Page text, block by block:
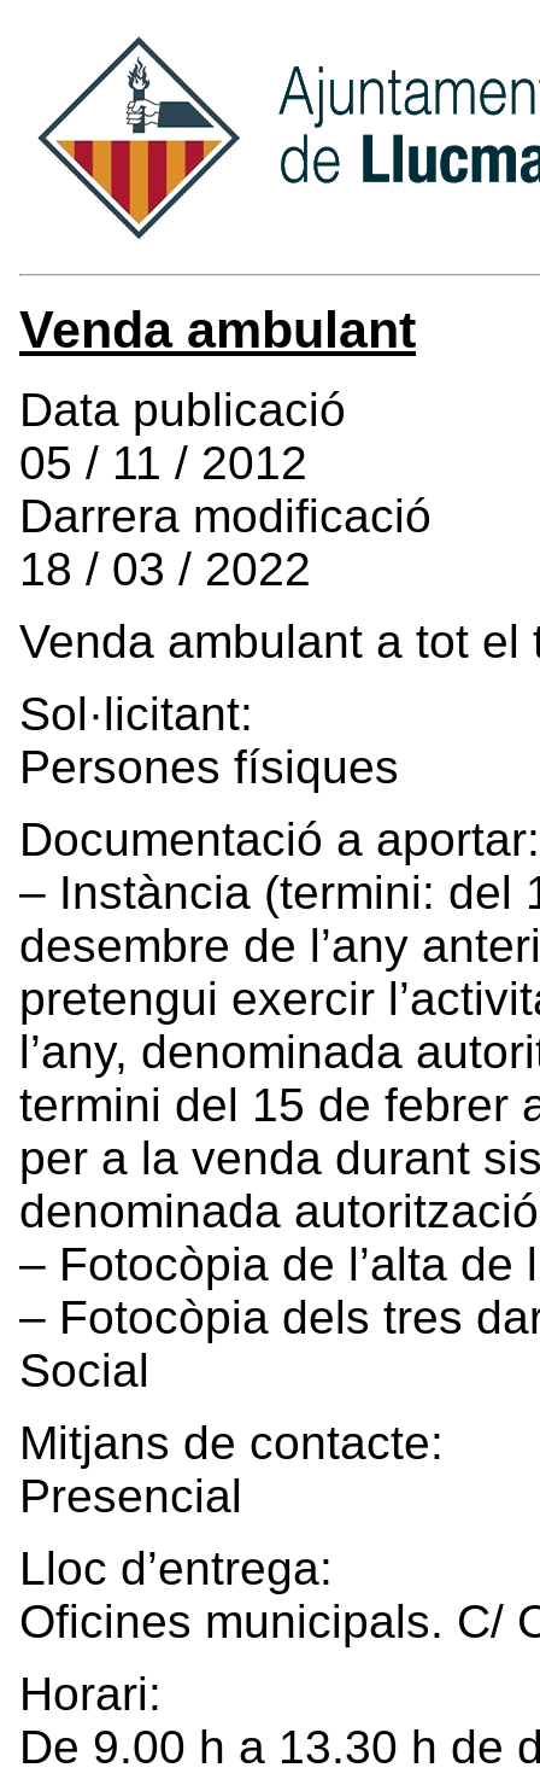
Venda ambulant
Data publicació
05 / 11 / 2012
Darrera modificació
18 / 03 / 2022
Venda ambulant a tot el
Sol·licitant:
Persones físiques
Documentació a
– Instància (termini: del
desembre de l’any
pretengui exercir
l’any, denominada
termini del 15 de febrer
per a la venda durant
denominada
– Fotocòpia de l’alta de
– Fotocòpia dels tres
Social
Mitjans de contacte:
Presencial
Lloc d’entrega:
Oficines municipals. C/
Horari:
De 9.00 h a 13.30 h de